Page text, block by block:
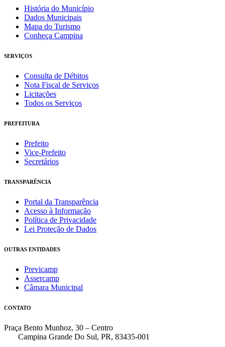
História do Município
Dados Municipais
Mapa do Turismo
Conheça Campina
SERVIÇOS
Consulta de Débitos
Nota Fiscal de Serviços
Licitações
Todos os Serviços
PREFEITURA
Prefeito
Vice-Prefeito
Secretários
TRANSPARÊNCIA
Portal da Transparência
Acesso à Informação
Política de Privacidade
Lei Proteção de Dados
OUTRAS ENTIDADES
Previcamp
Assercamp
Câmara Municipal
CONTATO
Praça Bento Munhoz, 30 – Centro
Campina Grande Do Sul, PR, 83435-001